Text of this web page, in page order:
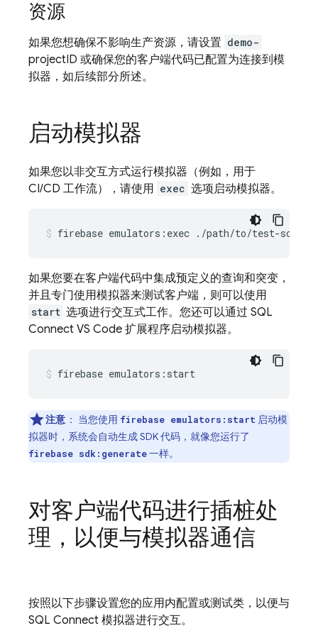
资源
如果您想确保不影响生产资源，请设置 demo-
projectID 或确保您的客户端代码已配置为连接到模
拟器，如后续部分所述。
启动模拟器
如果您以非交互方式运行模拟器（例如，用于
CI/CD 工作流），请使用 exec 选项启动模拟器。
firebase emulators:exec ./path/to/test-
如果您要在客户端代码中集成预定义的查询和突变，
并且专门使用模拟器来测试客户端，则可以使用
start 选项进行交互式工作。您还可以通过 SQL
Connect VS Code 扩展程序启动模拟器。
firebase emulators:start
注意 ： 当您使用 firebase emulators:start启动模
拟器时，系统会自动生成 SDK 代码，就像您运行了
firebase sdk:generate一样。
对客户端代码进行插桩处
理，以便与模拟器通信
按照以下步骤设置您的应用内配置或测试类，以便与
SQL Connect 模拟器进行交互。